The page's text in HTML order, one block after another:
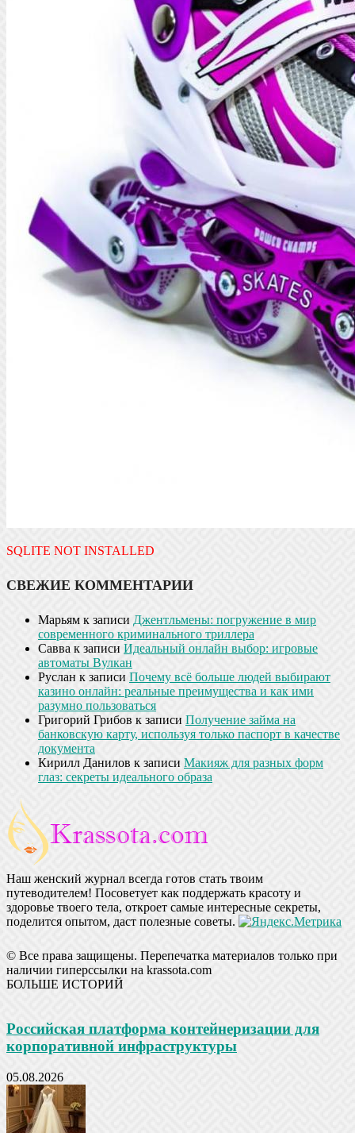
SQLITE NOT INSTALLED
СВЕЖИЕ КОММЕНТАРИИ
Марьям к записи Джентльмены: погружение в мир
современного криминального триллера
Савва к записи Идеальный онлайн выбор: игровые
автоматы Вулкан
Руслан к записи Почему всё больше людей выбирают
казино онлайн: реальные преимущества и как ими
разумно пользоваться
Григорий Грибов к записи Получение займа на
банковскую карту, используя только паспорт в качестве
документа
Кирилл Данилов к записи Макияж для разных форм
глаз: секреты идеального образа
Наш женский журнал всегда готов стать твоим
путеводителем! Посоветует как поддержать красоту и
здоровье твоего тела, откроет самые интересные секреты,
поделится опытом, даст полезные советы.
© Все права защищены. Перепечатка материалов только при
наличии гиперссылки на krassota.com
БОЛЬШЕ ИСТОРИЙ
Российская платформа контейнеризации для
корпоративной инфраструктуры
05.08.2026